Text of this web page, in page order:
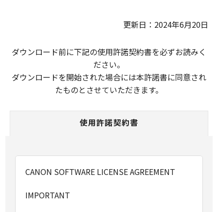
更新日：2024年6月20日
ダウンロード前に下記の使用許諾契約書を必ずお読みく
ださい。
ダウンロードを開始された場合には本許諾書に同意され
たものとさせていただきます。
使用許諾契約書
CANON SOFTWARE LICENSE AGREEMENT
IMPORTANT